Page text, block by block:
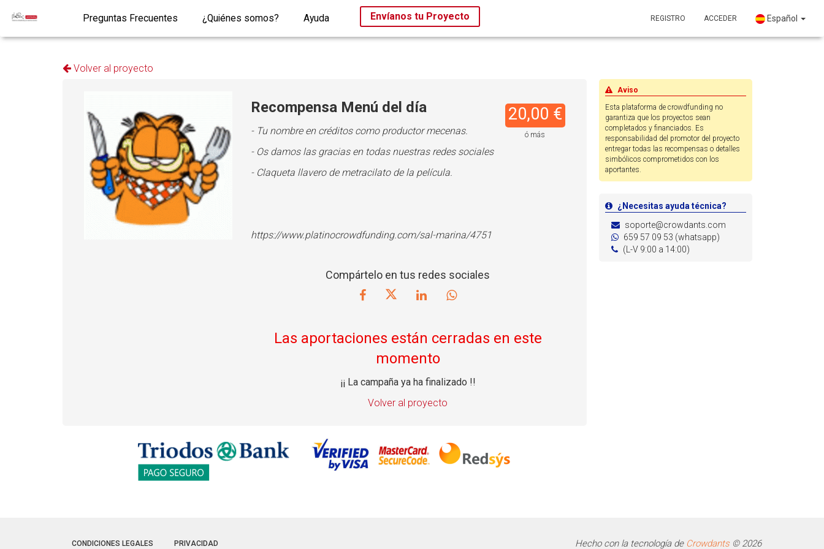
Preguntas Frecuentes ¿Quiénes somos? Ayuda Envíanos tu Proyecto REGISTRO ACCEDER Español
Volver al proyecto
20,00 €
ó más
Recompensa Menú del día
- Tu nombre en créditos como productor mecenas.
- Os damos las gracias en todas nuestras redes sociales
- Claqueta llavero de metracilato de la película.
https://www.platinocrowdfunding.com/sal-marina/4751
Compártelo en tus redes sociales
Las aportaciones están cerradas en este
momento
¡¡ La campaña ya ha finalizado !!
Volver al proyecto
Aviso
Esta plataforma de crowdfunding no
garantiza que los proyectos sean
completados y financiados. Es
responsabilidad del promotor del proyecto
entregar todas las recompensas o detalles
simbólicos comprometidos con los
aportantes.
¿Necesitas ayuda técnica?
soporte@crowdants.com
659 57 09 53 (whatsapp)
(L-V 9:00 a 14:00)
CONDICIONES LEGALES PRIVACIDAD Hecho con la tecnología de Crowdants© 2026